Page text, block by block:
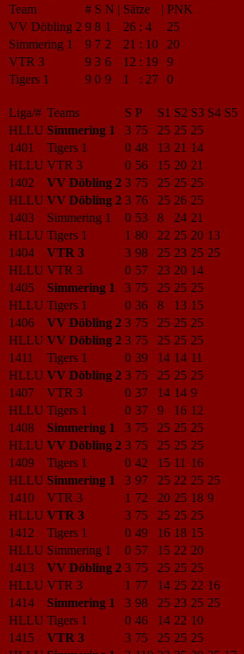
Team
# S N | Sätze | PNK
VV Döbling 2 9 8 1 26 : 4
25
Simmering 1
9 7 2 21 : 10
20
VTR 3
9 3 6 12 : 19
9
Tigers 1
9 0 9 1 : 27 0
Liga/# Teams S P S1 S2 S3 S4 S5
HLLU Simmering 1 3 75 25 25 25
1401
Tigers 1 0 48 13 21 14
HLLU VTR 3 0 56 15 20 21
1402
VV Döbling 2 3 75 25 25 25
HLLU VV Döbling 2 3 76 25 26 25
1403
Simmering 1 0 53 8 24 21
HLLU Tigers 1 1 80 22 25 20 13
1404
VTR 3 3 98 25 23 25 25
HLLU VTR 3 0 57 23 20 14
1405
Simmering 1 3 75 25 25 25
HLLU Tigers 1 0 36 8 13 15
1406
VV Döbling 2 3 75 25 25 25
HLLU VV Döbling 2 3 75 25 25 25
1411
Tigers 1 0 39 14 14 11
HLLU VV Döbling 2 3 75 25 25 25
1407
VTR 3 0 37 14 14 9
HLLU Tigers 1 0 37 9 16 12
1408
Simmering 1 3 75 25 25 25
HLLU VV Döbling 2 3 75 25 25 25
1409
Tigers 1 0 42 15 11 16
HLLU Simmering 1 3 97 25 22 25 25
1410
VTR 3 1 72 20 25 18 9
HLLU VTR 3 3 75 25 25 25
1412
Tigers 1 0 49 16 18 15
HLLU Simmering 1 0 57 15 22 20
1413
VV Döbling 2 3 75 25 25 25
HLLU VTR 3 1 77 14 25 22 16
1414
Simmering 1 3 98 25 23 25 25
HLLU Tigers 1 0 46 14 22 10
1415
VTR 3 3 75 25 25 25